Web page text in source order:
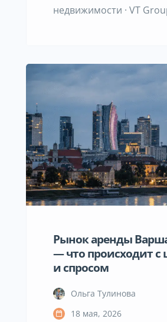
недвижимости · VT
«Полина, посоветуйте
район в Варшаве». И
на вопрос — а хороший
Потому что название
само по себе почти
говорит. Возьмём
Огромный район — […]
Рынок аренды
— что происходит с
и спросом
Ольга Тулинова
18 мая, 2026